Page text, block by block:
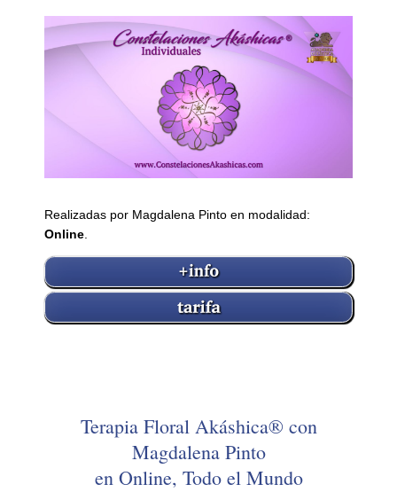
Realizadas por Magdalena Pinto en modalidad:
Online
Terapia Floral Akáshica® con
Magdalena Pinto
en Online, Todo el Mundo